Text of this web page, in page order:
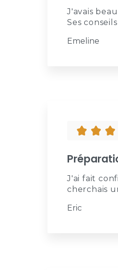
J'avais
Ses
Emeline
J'ai fait
cherchais
Eric